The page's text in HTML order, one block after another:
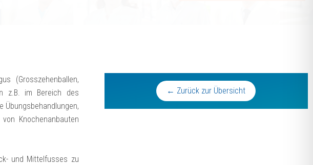
← Zurück zur Übersicht
(Grosszehenballen,
z.B. im Bereich des
Übungsbehandlungen,
Knochenanbauten
und Mittelfusses zu